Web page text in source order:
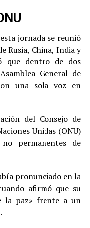
jornada se reunió
Rusia, China, India y
que dentro de dos
General de
una sola voz en
del Consejo de
Unidas (ONU)
permanentes de
pronunciado en la
afirmó que su
la paz» frente a un